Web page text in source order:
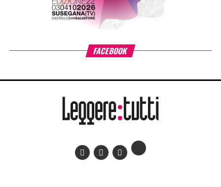
antologica a cura di AGRA EDITRICE che si impegna a
oltre che nelle più importanti manifestazioni letterarie e
agricole d’Italia in cui sarà presente con un proprio stand.